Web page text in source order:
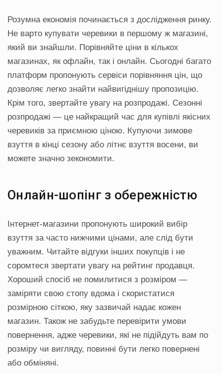
Розумна економія починається з дослідження ринку.
Не варто купувати черевики в першому ж магазині,
який ви знайшли. Порівняйте ціни в кількох
магазинах, як офлайн, так і онлайн. Сьогодні багато
платформ пропонують сервіси порівняння цін, що
дозволяє легко знайти найвигіднішу пропозицію.
Крім того, звертайте увагу на розпродажі. Сезонні
розпродажі — це найкращий час для купівлі якісних
черевиків за приємною ціною. Купуючи зимове
взуття в кінці сезону або літнє взуття восени, ви
можете значно зекономити.
Онлайн-шопінг з обережністю
Інтернет-магазини пропонують широкий вибір
взуття за часто нижчими цінами, але слід бути
уважним. Читайте відгуки інших покупців і не
соромтеся звертати увагу на рейтинг продавця.
Хороший спосіб не помилитися з розміром —
заміряти свою стопу вдома і скористатися
розмірною сіткою, яку зазвичай надає кожен
магазин. Також не забудьте перевірити умови
повернення, адже черевики, які не підійдуть вам по
розміру чи вигляду, повинні бути легко повернені
або обміняні.